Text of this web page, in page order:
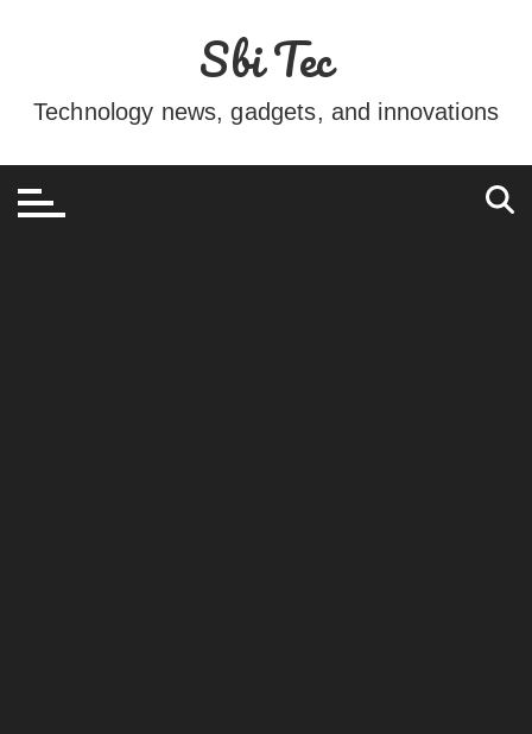
conteúdo
Sbi Tec
Technology news, gadgets, and innovations